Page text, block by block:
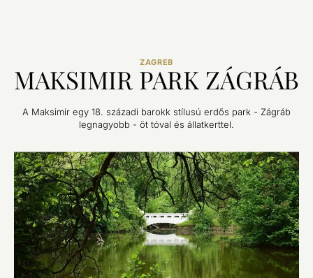
ZAGREB
MAKSIMIR PARK ZÁGRÁB
A Maksimir egy 18. századi barokk stílusú erdős park - Zágráb
legnagyobb - öt tóval és állatkerttel.